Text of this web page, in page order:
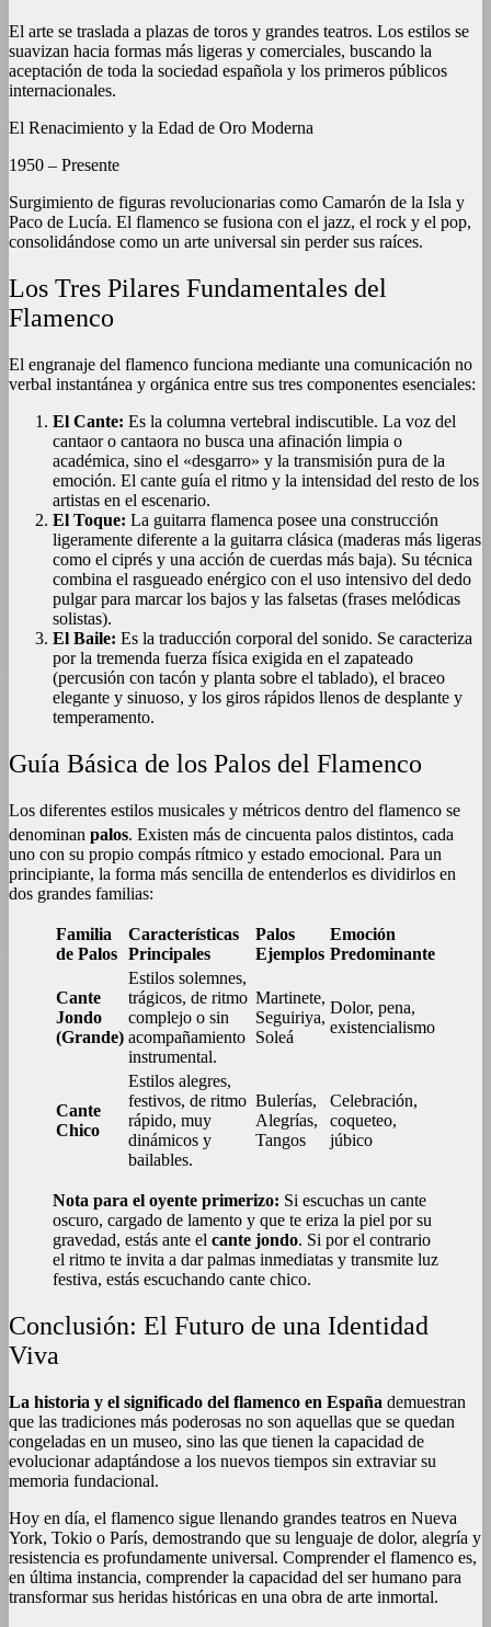
El arte se traslada a plazas de toros y grandes teatros. Los estilos se
suavizan hacia formas más ligeras y comerciales, buscando la
aceptación de toda la sociedad española y los primeros públicos
internacionales.
El Renacimiento y la Edad de Oro Moderna
1950 – Presente
Surgimiento de figuras revolucionarias como Camarón de la Isla y
Paco de Lucía. El flamenco se fusiona con el jazz, el rock y el pop,
consolidándose como un arte universal sin perder sus raíces.
Los Tres Pilares Fundamentales del
Flamenco
El engranaje del flamenco funciona mediante una comunicación no
verbal instantánea y orgánica entre sus tres componentes esenciales:
El Cante: Es la columna vertebral indiscutible. La voz del
cantaor o cantaora no busca una afinación limpia o
académica, sino el «desgarro» y la transmisión pura de la
emoción. El cante guía el ritmo y la intensidad del resto de los
artistas en el escenario.
El Toque: La guitarra flamenca posee una construcción
ligeramente diferente a la guitarra clásica (maderas más ligeras
como el ciprés y una acción de cuerdas más baja). Su técnica
combina el rasgueado enérgico con el uso intensivo del dedo
pulgar para marcar los bajos y las falsetas (frases melódicas
solistas).
El Baile: Es la traducción corporal del sonido. Se caracteriza
por la tremenda fuerza física exigida en el zapateado
(percusión con tacón y planta sobre el tablado), el braceo
elegante y sinuoso, y los giros rápidos llenos de desplante y
temperamento.
Guía Básica de los Palos del Flamenco
Los diferentes estilos musicales y métricos dentro del flamenco se
denominan palos. Existen más de cincuenta palos distintos, cada
uno con su propio compás rítmico y estado emocional. Para un
principiante, la forma más sencilla de entenderlos es dividirlos en
dos grandes familias:
Familia
de Palos
Características
Principales
Palos
Ejemplos
Emoción
Predominante
Cante
Jondo
(Grande)
Estilos solemnes,
trágicos, de ritmo
complejo o sin
acompañamiento
instrumental.
Martinete,
Seguiriya,
Soleá
Dolor, pena,
existencialismo
Cante
Chico
Estilos alegres,
festivos, de ritmo
rápido, muy
dinámicos y
bailables.
Bulerías,
Alegrías,
Tangos
Celebración,
coqueteo,
júbico
Nota para el oyente primerizo: Si escuchas un cante
oscuro, cargado de lamento y que te eriza la piel por su
gravedad, estás ante el cante jondo. Si por el contrario
el ritmo te invita a dar palmas inmediatas y transmite luz
festiva, estás escuchando cante chico.
Conclusión: El Futuro de una Identidad
Viva
La historia y el significado del flamenco en España demuestran
que las tradiciones más poderosas no son aquellas que se quedan
congeladas en un museo, sino las que tienen la capacidad de
evolucionar adaptándose a los nuevos tiempos sin extraviar su
memoria fundacional.
Hoy en día, el flamenco sigue llenando grandes teatros en Nueva
York, Tokio o París, demostrando que su lenguaje de dolor, alegría y
resistencia es profundamente universal. Comprender el flamenco es,
en última instancia, comprender la capacidad del ser humano para
transformar sus heridas históricas en una obra de arte inmortal.